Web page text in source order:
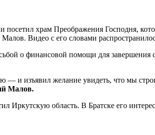
храм Преображения Господня,
Малов. Видео с его словами
о финансовой помощи для
и изъявил желание увидеть, что мы
Малов.
область. В Братске его